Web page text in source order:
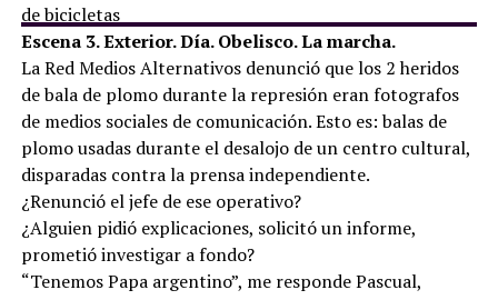
Escena 3. Exterior. Día. Obelisco. La marcha.
La Red Medios Alternativos denunció que los 2 heridos
de bala de plomo durante la represión eran fotografos
de medios sociales de comunicación. Esto es: balas de
plomo usadas durante el desalojo de un centro cultural,
disparadas contra la prensa independiente.
¿Renunció el jefe de ese operativo?
¿Alguien pidió explicaciones, solicitó un informe,
prometió investigar a fondo?
“Tenemos Papa argentino”, me responde Pascual,